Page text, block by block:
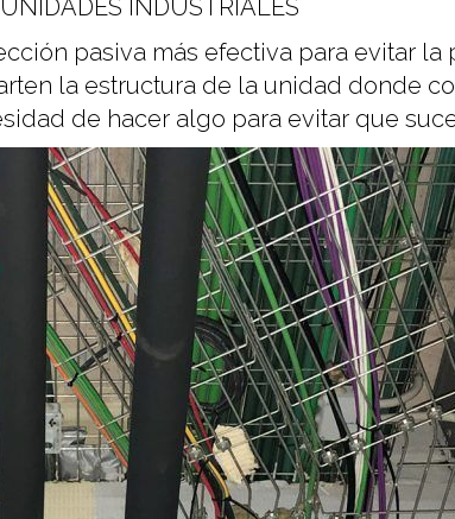
INDUSTRIALES
pasiva más efectiva para evitar
la estructura de la unidad donde
de hacer algo para evitar que